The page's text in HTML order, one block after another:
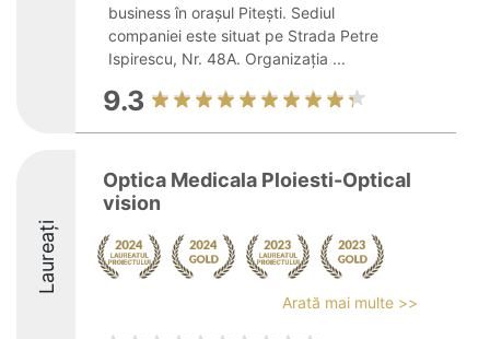
business în orașul Pitești. Sediul
companiei este situat pe Strada Petre
Ispirescu, Nr. 48A. Organizația ...
9.3
Laureați
Optica Medicala Ploiesti-Optical
vision
Arată mai multe >>